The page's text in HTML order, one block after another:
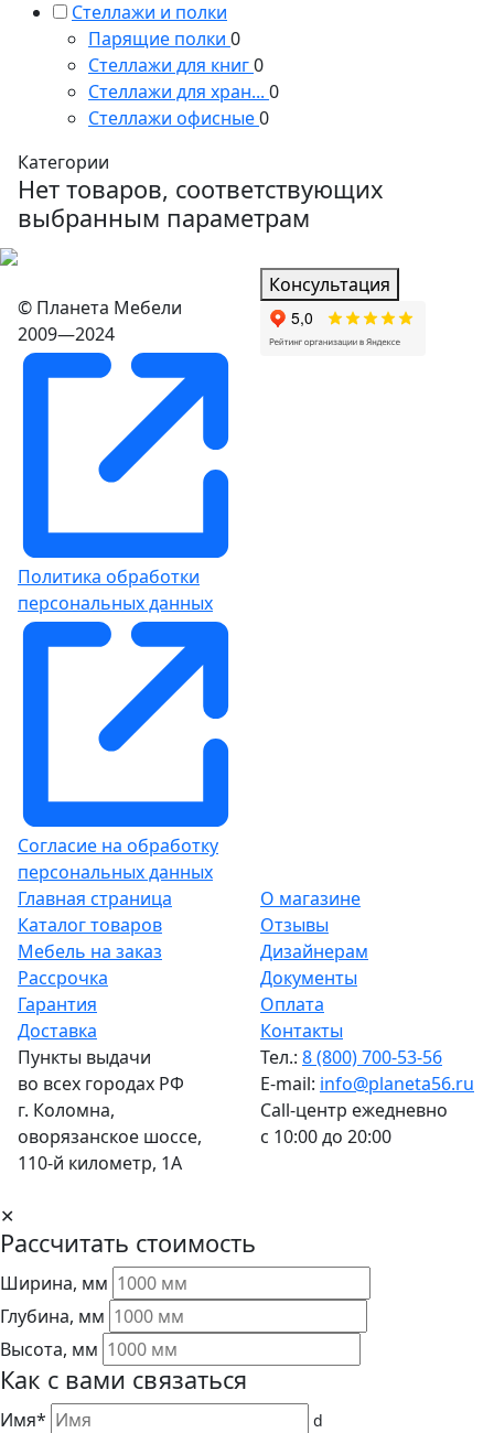
Стеллажи и полки
Парящие полки 0
Стеллажи для книг0
Стеллажи для хран... 0
Стеллажи офисные0
Категории
Нет товаров, соответствующих
выбранным параметрам
© Планета Мебели
2009—2024
Политика обработки
персональных данных
Согласие на обработку
персональных данных
Главная страница
Каталог товаров
Мебель на заказ
Рассрочка
Гарантия
О магазине
Отзывы
Дизайнерам
Документы
Оплата
Доставка
Пункты выдачи
во всех городах РФ
г. Коломна,
оворязанское шоссе,
110-й километр, 1А
Контакты
Тел.: 8 (800) 700-53-56
E-mail: info@planeta56.ru
Call-центр ежедневно
с 10:00 до 20:00
Консультация
✕
Рассчитать стоимость
Ширина, мм
Глубина, мм
Высота, мм
Как с вами связаться
Имя* d